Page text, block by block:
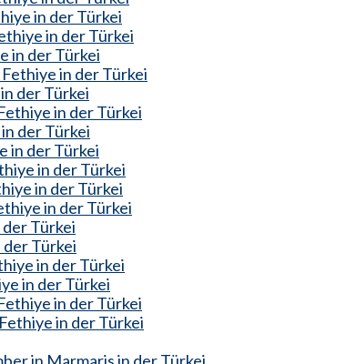
in der Türkei
in der Türkei
in der Türkei
in der Türkei
der Türkei
in der Türkei
der Türkei
in der Türkei
in der Türkei
in der Türkei
in der Türkei
Türkei
der Türkei
in der Türkei
in der Türkei
in der Türkei
in der Türkei